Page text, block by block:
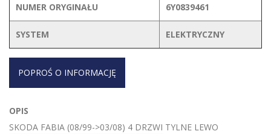
NUMER ORYGINAŁU 6Y0839461
SYSTEM ELEKTRYCZNY
POPROŚ O INFORMACJĘ
OPIS
SKODA FABIA (08/99->03/08) 4 DRZWI TYLNE LEWO